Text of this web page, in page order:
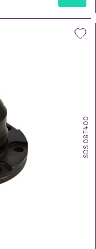
SDS.08.T400